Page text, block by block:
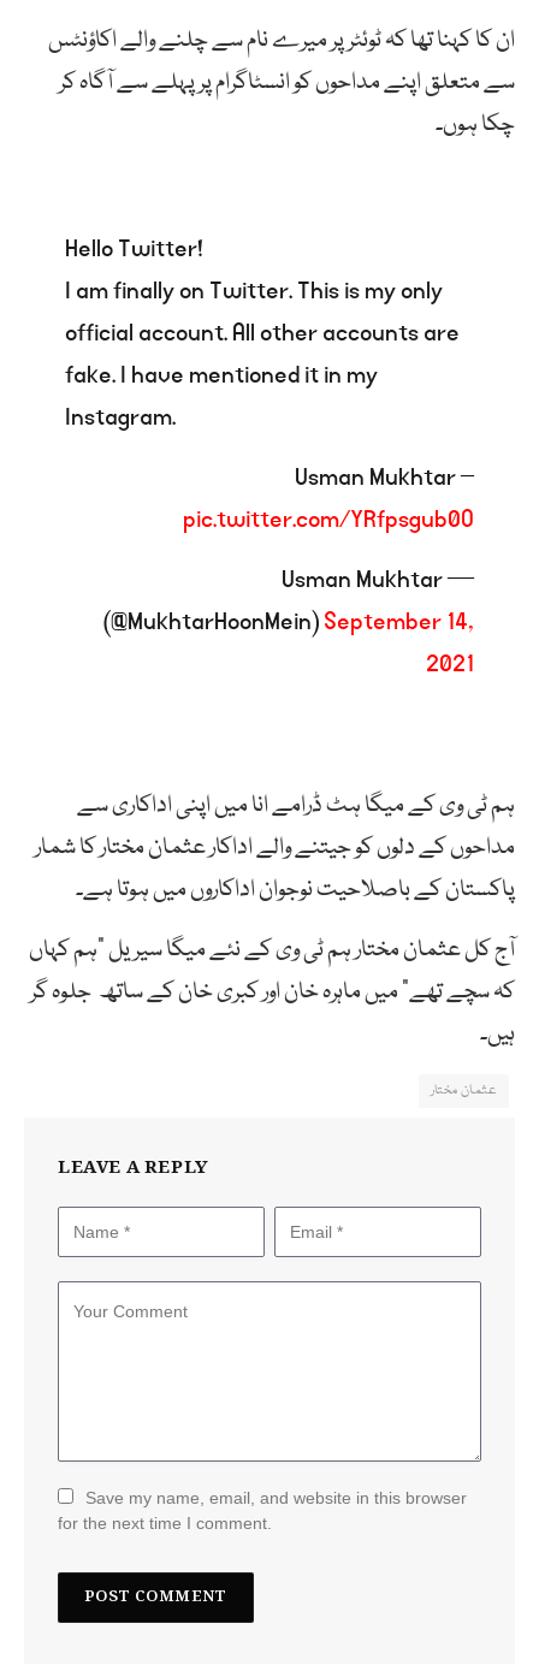
ان کا کہنا تھا کہ ٹوئٹر پر میرے نام سے چلنے والے اکاؤنٹس
سے متعلق اپنے مداحوں کو انسٹاگرام پر پہلے سے آگاہ کر
چکا ہوں۔
Hello Twitter!
I am finally on Twitter. This is my only
official account. All other accounts are
fake. I have mentioned it in my
Instagram.
– Usman Mukhtar
pic.twitter.com/YRfpsgub0O
— Usman Mukhtar
(@MukhtarHoonMein)September 14,
2021
ہم ٹی وی کے میگا ہٹ ڈرامے انا میں اپنی اداکاری سے
مداحوں کے دلوں کو جیتنے والے اداکار عثمان مختار کا شمار
پاکستان کے باصلاحیت نوجوان اداکاروں میں ہوتا ہے۔
آج کل عثمان مختار ہم ٹی وی کے نئے میگا سیریل “ہم کہاں
کہ سچے تھے” میں ماہرہ خان اور کبری خان کے ساتھ جلوہ گر
ہیں۔
عثمان مختار
LEAVE A REPLY
Save my name, email, and website in this browser
for the next time I comment.